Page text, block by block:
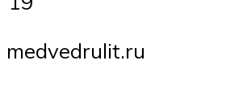
medvedrulit.ru